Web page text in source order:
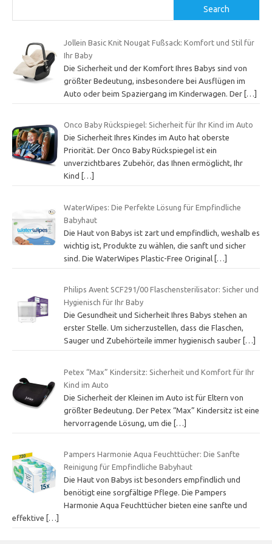
Search
Jollein Basic Knit Nougat Fußsack: Komfort und Stil für
Ihr Baby
Die Sicherheit und der Komfort Ihres Babys sind von
größter Bedeutung, insbesondere bei Ausflügen im
Auto oder beim Spaziergang im Kinderwagen. Der […]
Onco Baby Rückspiegel: Sicherheit für Ihr Kind im Auto
Die Sicherheit Ihres Kindes im Auto hat oberste
Priorität. Der Onco Baby Rückspiegel ist ein
unverzichtbares Zubehör, das Ihnen ermöglicht, Ihr
Kind
[…]
WaterWipes: Die Perfekte Lösung für Empfindliche
Babyhaut
Die Haut von Babys ist zart und empfindlich, weshalb es
wichtig ist, Produkte zu wählen, die sanft und sicher
sind. Die WaterWipes Plastic-Free Original […]
Philips Avent SCF291/00 Flaschensterilisator: Sicher und
Hygienisch für Ihr Baby
Die Gesundheit und Sicherheit Ihres Babys stehen an
erster Stelle. Um sicherzustellen, dass die Flaschen,
Sauger und Zubehörteile immer hygienisch sauber […]
Petex “Max” Kindersitz: Sicherheit und Komfort für Ihr
Kind im Auto
Die Sicherheit der Kleinen im Auto ist für Eltern von
größter Bedeutung. Der Petex “Max” Kindersitz ist eine
hervorragende Lösung, um die […]
Pampers Harmonie Aqua Feuchttücher: Die Sanfte
Reinigung für Empfindliche Babyhaut
Die Haut von Babys ist besonders empfindlich und
benötigt eine sorgfältige Pflege. Die Pampers
Harmonie Aqua Feuchttücher bieten eine sanfte und
effektive
[…]